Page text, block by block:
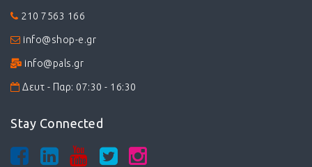
210 7563 166
info@shop-e.gr
info@pals.gr
Δευτ - Παρ: 07:30 - 16:30
Stay Connected